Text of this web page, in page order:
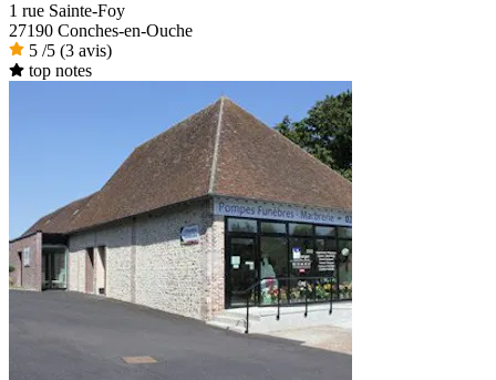
1 rue Sainte-Foy
27190 Conches-en-Ouche
5 /5 (3 avis)
top notes